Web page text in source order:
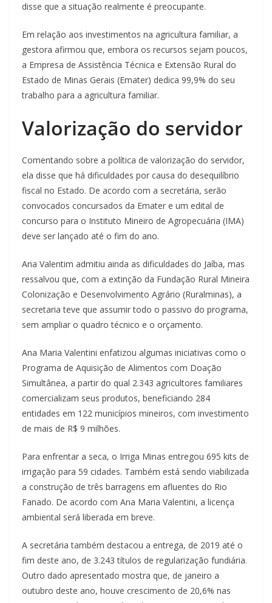
disse que a situação realmente é preocupante.
Em relação aos investimentos na agricultura familiar, a
gestora afirmou que, embora os recursos sejam poucos,
a Empresa de Assistência Técnica e Extensão Rural do
Estado de Minas Gerais (Emater) dedica 99,9% do seu
trabalho para a agricultura familiar.
Valorização do servidor
Comentando sobre a política de valorização do servidor,
ela disse que há dificuldades por causa do desequilíbrio
fiscal no Estado. De acordo com a secretária, serão
convocados concursados da Emater e um edital de
concurso para o Instituto Mineiro de Agropecuária (IMA)
deve ser lançado até o fim do ano.
Ana Valentim admitiu ainda as dificuldades do Jaíba, mas
ressalvou que, com a extinção da Fundação Rural Mineira
Colonização e Desenvolvimento Agrário (Ruralminas), a
secretaria teve que assumir todo o passivo do programa,
sem ampliar o quadro técnico e o orçamento.
Ana Maria Valentini enfatizou algumas iniciativas como o
Programa de Aquisição de Alimentos com Doação
Simultânea, a partir do qual 2.343 agricultores familiares
comercializam seus produtos, beneficiando 284
entidades em 122 municípios mineiros, com investimento
de mais de R$ 9 milhões.
Para enfrentar a seca, o Irriga Minas entregou 695 kits de
irrigação para 59 cidades. Também está sendo viabilizada
a construção de três barragens em afluentes do Rio
Fanado. De acordo com Ana Maria Valentini, a licença
ambiental será liberada em breve.
A secretária também destacou a entrega, de 2019 até o
fim deste ano, de 3.243 títulos de regularização fundiária.
Outro dado apresentado mostra que, de janeiro a
outubro deste ano, houve crescimento de 20,6% nas